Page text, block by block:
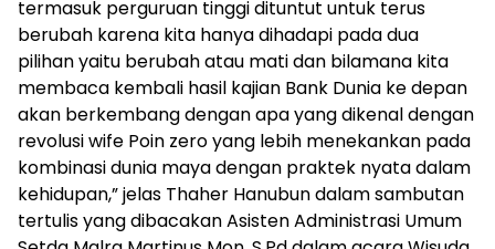
termasuk perguruan tinggi dituntut untuk terus
berubah karena kita hanya dihadapi pada dua
pilihan yaitu berubah atau mati dan bilamana kita
membaca kembali hasil kajian Bank Dunia ke depan
akan berkembang dengan apa yang dikenal dengan
revolusi wife Poin zero yang lebih menekankan pada
kombinasi dunia maya dengan praktek nyata dalam
kehidupan,” jelas Thaher Hanubun dalam sambutan
tertulis yang dibacakan Asisten Administrasi Umum